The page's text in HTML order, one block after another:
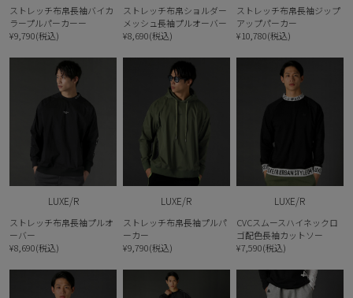
ストレッチ布帛長袖バイカ
ラープルパーカーー
¥9,790(税込)
ストレッチ布帛ショルダー
メッシュ長袖プルオーバー
¥8,690(税込)
ストレッチ布帛長袖ジップ
アップパーカー
¥10,780(税込)
LUXE/R
ストレッチ布帛長袖プルオ
ーバー
¥8,690(税込)
LUXE/R
ストレッチ布帛長袖プルパ
ーカー
¥9,790(税込)
LUXE/R
CVCスムースハイネックロ
ゴ配色長袖カットソー
¥7,590(税込)